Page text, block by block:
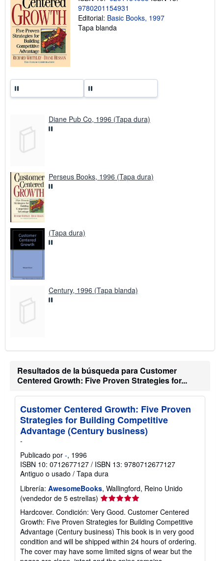
l
s
n
o
9780201154931
Editorial: Basic Books, 1997
Tapa blanda
Diane Pub Co, 1996 (Tapa dura)
Perseus Books, 1996 (Tapa dura)
(Tapa dura)
Century, 1996 (Tapa blanda)
Resultados de la búsqueda para Customer
Centered Growth: Five Proven Strategies for...
Customer Centered Growth: Five Proven
Strategies for Building Competitive
Advantage (Century business)
-
Publicado por -, 1996
ISBN 10: 0712677127 / ISBN 13: 9780712677127
Antiguo o usado / Tapa dura
Librería: AwesomeBooks, Wallingford, Reino Unido
(vendedor de 5 estrellas) Calificación
del
vendedor:
5
de
5
estrellas
Hardcover. Condición: Very Good. Customer Centered
Growth: Five Proven Strategies for Building Competitive
Advantage (Century business) This book is in very good
condition and will be shipped within 24 hours of ordering.
The cover may have some limited signs of wear but the